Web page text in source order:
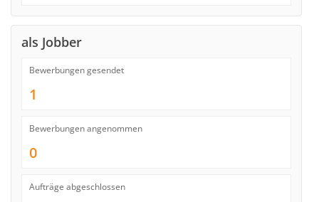
als Jobber
Bewerbungen gesendet
1
Bewerbungen angenommen
0
Aufträge abgeschlossen